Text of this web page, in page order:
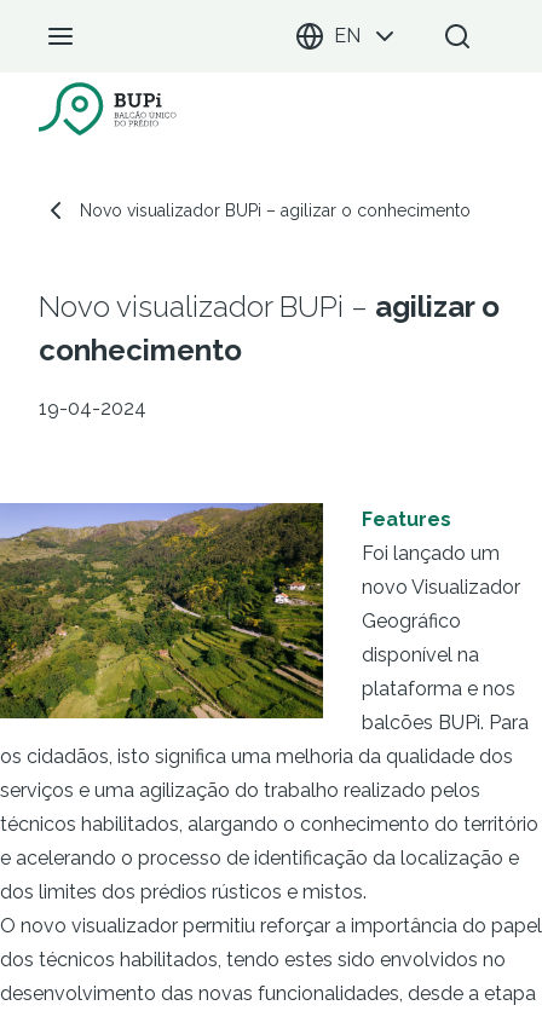
EN
BUPi Portal
Novo visualizador BUPi – agilizar o conhecimento
Novo visualizador BUPi – agilizar o
conhecimento
19-04-2024
Features
Foi lançado um
novo Visualizador
Geográfico
disponível na
plataforma e nos
balcões BUPi. Para
os cidadãos, isto significa uma melhoria da qualidade dos
serviços e uma agilização do trabalho realizado pelos
técnicos habilitados, alargando o conhecimento do território
e acelerando o processo de identificação da localização e
dos limites dos prédios rústicos e mistos.
O novo visualizador permitiu reforçar a importância do papel
dos técnicos habilitados, tendo estes sido envolvidos no
desenvolvimento das novas funcionalidades, desde a etapa